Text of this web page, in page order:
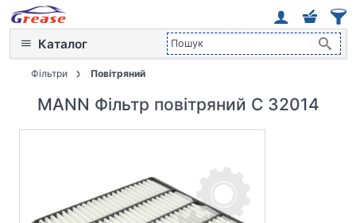
Каталог
Фільтри Повітряний
MANN Фільтр повітряний C 32014